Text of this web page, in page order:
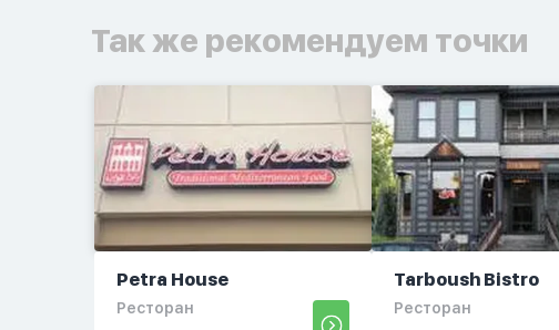
Так же рекомендуем точки
Petra House
Ресторан
Tarboush Bistro
Ресторан